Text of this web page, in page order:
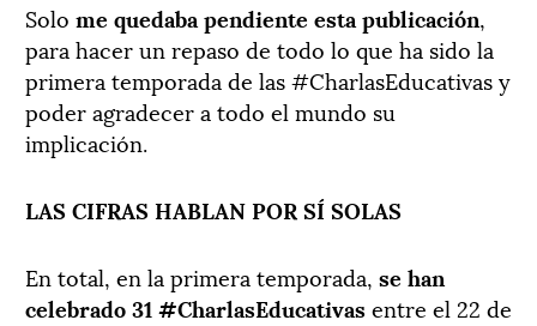
Solo me quedaba pendiente esta publicación,
para hacer un repaso de todo lo que ha sido la
primera temporada de las #CharlasEducativas y
poder agradecer a todo el mundo su
implicación.
LAS CIFRAS HABLAN POR SÍ SOLAS
En total, en la primera temporada, se han
celebrado 31 #CharlasEducativasentre el 22 de